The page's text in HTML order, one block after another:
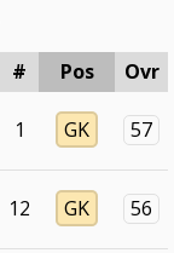
# Pos Ovr
1 GK 57
12 GK 56